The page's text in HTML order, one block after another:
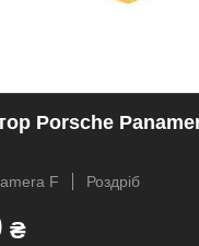
Porsche
F
Роздріб
₴